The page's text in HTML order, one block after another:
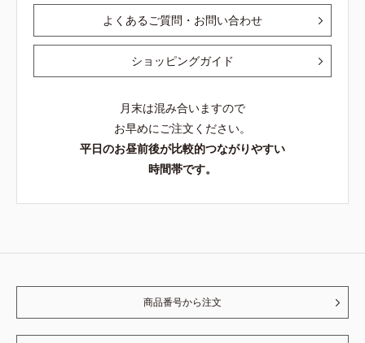
よくあるご質問・お問い合わせ
ショッピングガイド
月末は混み合いますので
お早めにご注文ください。
平日のお昼前後が比較的つながりやすい
時間帯です。
商品番号から注文